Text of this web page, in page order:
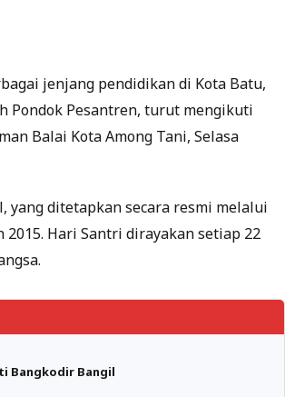
jenjang pendidikan di Kota Batu,
Pondok Pesantren, turut mengikuti
Balai Kota Among Tani, Selasa
ditetapkan secara resmi melalui
Hari Santri dirayakan setiap 22
Bangkodir Bangil